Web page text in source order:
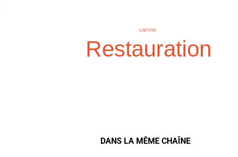
Restauration
CAP PSR
DANS LA MÊME CHAÎNE